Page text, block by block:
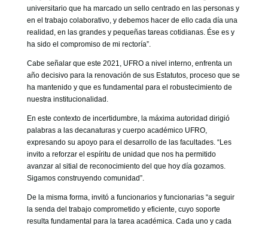
universitario que ha marcado un sello centrado en las personas y
en el trabajo colaborativo, y debemos hacer de ello cada día una
realidad, en las grandes y pequeñas tareas cotidianas. Ése es y
ha sido el compromiso de mi rectoría”.
Cabe señalar que este 2021, UFRO a nivel interno, enfrenta un
año decisivo para la renovación de sus Estatutos, proceso que se
ha mantenido y que es fundamental para el robustecimiento de
nuestra institucionalidad.
En este contexto de incertidumbre, la máxima autoridad dirigió
palabras a las decanaturas y cuerpo académico UFRO,
expresando su apoyo para el desarrollo de las facultades. “Les
invito a reforzar el espíritu de unidad que nos ha permitido
avanzar al sitial de reconocimiento del que hoy día gozamos.
Sigamos construyendo comunidad”.
De la misma forma, invitó a funcionarios y funcionarias “a seguir
la senda del trabajo comprometido y eficiente, cuyo soporte
resulta fundamental para la tarea académica. Cada uno y cada